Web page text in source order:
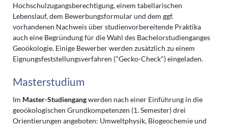
Hochschulzugangsberechtigung, einem tabellarischen
Lebenslauf, dem Bewerbungsformular und dem ggf.
vorhandenen Nachweis über studienvorbereitende Praktika
auch eine Begründung für die Wahl des Bachelorstudienganges
Geoökologie. Einige Bewerber werden zusätzlich zu einem
Eignungsfeststellungsverfahren ("Gecko-Check") eingeladen.
Masterstudium
Im Master-Studiengangwerden nach einer Einführung in die
geoökologischen Grundkompetenzen (1. Semester) drei
Orientierungen angeboten: Umweltphysik, Biogeochemie und